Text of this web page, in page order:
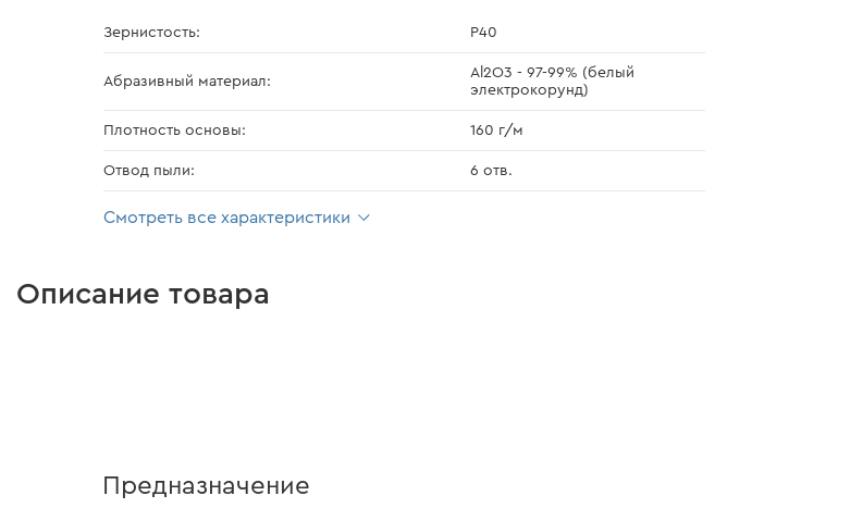
Зернистость: Р40
Абразивный материал:
Al2O3 - 97-99% (белый
электрокорунд)
Плотность основы: 160 г/м
Отвод пыли: 6 отв.
Смотреть все характеристики
Описание товара
Предназначение